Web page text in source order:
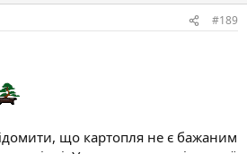
#189
що картопля не є бажаним